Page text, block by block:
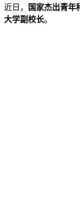
近日，
国家杰出青年
大学副校长。